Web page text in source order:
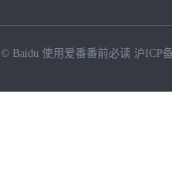
© Baidu 使用爱番番前必读 沪ICP